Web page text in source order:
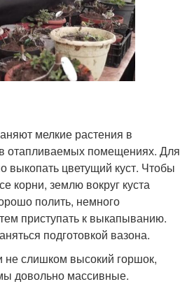
мелкие растения в
отапливаемых помещениях. Для
выкопать цветущий куст. Чтобы
корни, землю вокруг куста
полить, немного
приступать к выкапыванию.
подготовкой вазона.
не слишком высокий горшок,
довольно массивные.